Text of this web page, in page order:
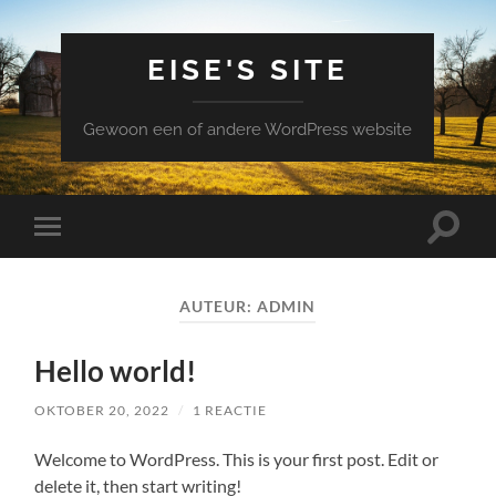
EISE'S SITE
Gewoon een of andere WordPress website
Schakel
naar
AUTEUR:ADMIN
Hello world!
OKTOBER 20, 2022 / 1 REACTIE
Welcome to WordPress. This is your first post. Edit or
delete it, then start writing!